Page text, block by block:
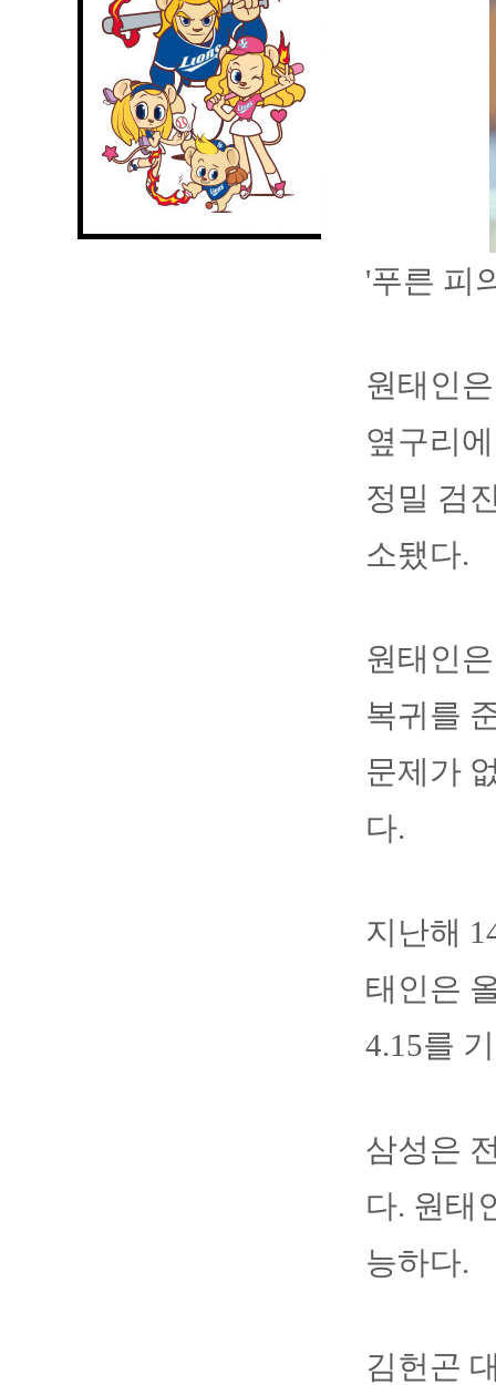
'푸른 피
원태인
옆구리
정밀 검
소됐다.
원태인
복귀를
문제가
다.
지난해
태인은
4.15를
삼성은
다. 원태
능하다.
김헌곤